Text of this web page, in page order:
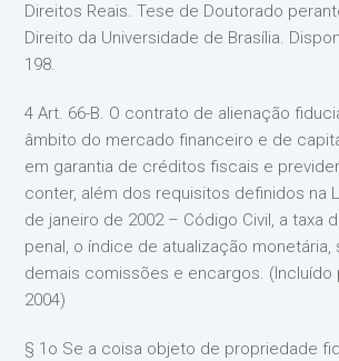
Direitos Reais. Tese de Doutorado
Direito da Universidade de Brasília.
198.
4 Art. 66-B. O contrato de alienação
âmbito do mercado financeiro e de
em garantia de créditos fiscais e
conter, além dos requisitos definidos na
de janeiro de 2002 – Código Civil, a taxa
penal, o índice de atualização monetária,
demais comissões e encargos. (Incluído
2004)
§ 1o Se a coisa objeto de propriedade